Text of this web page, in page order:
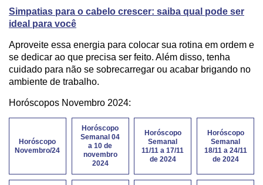
Simpatias para o cabelo crescer: saiba qual pode ser
ideal para você
Aproveite essa energia para colocar sua rotina em ordem e
se dedicar ao que precisa ser feito. Além disso, tenha
cuidado para não se sobrecarregar ou acabar brigando no
ambiente de trabalho.
Horóscopos Novembro 2024:
Horóscopo
Novembro/24
Horóscopo
Semanal 04
a 10 de
novembro
2024
Horóscopo
Semanal
11/11 a 17/11
de 2024
Horóscopo
Semanal
18/11 a 24/11
de 2024